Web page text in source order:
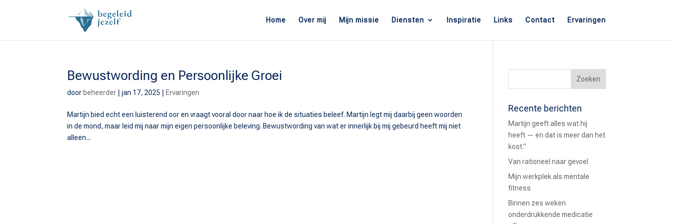
Home Over mij Mijn missie Diensten Inspiratie Links Contact Ervaringen
Bewustwording en Persoonlijke Groei
door beheerder |jan 17, 2025 Ervaringen
Martijn bied echt een luisterend oor en vraagt vooral door naar hoe ik de situaties beleef. Martijn legt mij daarbij geen woorden
in de mond, maar leid mij naar mijn eigen persoonlijke beleving. Bewustwording van wat er innerlijk bij mij gebeurd heeft mij niet
alleen...
Recente berichten
Martijn geeft alles wat hij
heeft — en dat is meer dan het
kost.”
Van rationeel naar gevoel
Mijn werkplek als mentale
fitness
Binnen zes weken
onderdrukkende medicatie